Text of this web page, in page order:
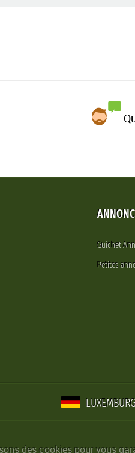
Guichet
Petites
des cookies pour vous